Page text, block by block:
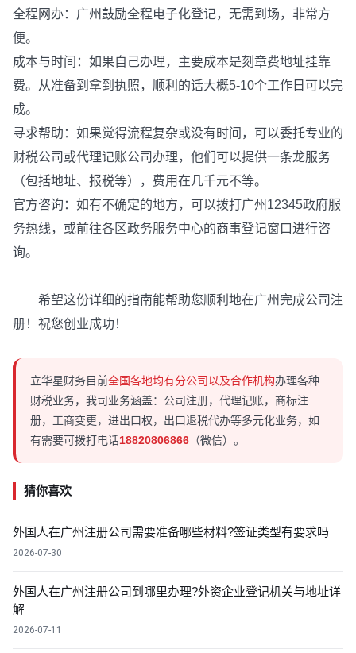
全程网办：广州鼓励全程电子化登记，无需到场，非常方
便。
成本与时间：如果自己办理，主要成本是刻章费地址挂靠
费。从准备到拿到执照，顺利的话大概5-10个工作日可以完
成。
寻求帮助：如果觉得流程复杂或没有时间，可以委托专业的
财税公司或代理记账公司办理，他们可以提供一条龙服务
（包括地址、报税等），费用在几千元不等。
官方咨询：如有不确定的地方，可以拨打广州12345政府服
务热线，或前往各区政务服务中心的商事登记窗口进行咨
询。
希望这份详细的指南能帮助您顺利地在广州完成公司注
册！祝您创业成功！
立华星财务目前全国各地均有分公司以及合作机构办理各种
财税业务，我司业务涵盖：公司注册，代理记账，商标注
册，工商变更，进出口权，出口退税代办等多元化业务，如
有需要可拨打电话18820806866 （微信）。
猜你喜欢
外国人在广州注册公司需要准备哪些材料?签证类型有要求吗
2026-07-30
外国人在广州注册公司到哪里办理?外资企业登记机关与地址详
解
2026-07-11